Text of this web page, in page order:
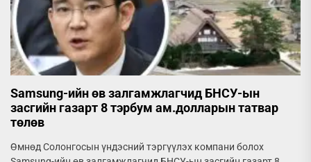
Samsung-ийн өв залгамжлагчид БНСУ-ын
засгийн газарт 8 тэрбум ам.долларын татвар
төлөв
Өмнөд Солонгосын үндэсний тэргүүлэх компани болох